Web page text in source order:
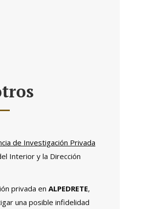
de Investigación Privada
Interior y la Dirección
privada en ALPEDRETE,
una posible infidelidad